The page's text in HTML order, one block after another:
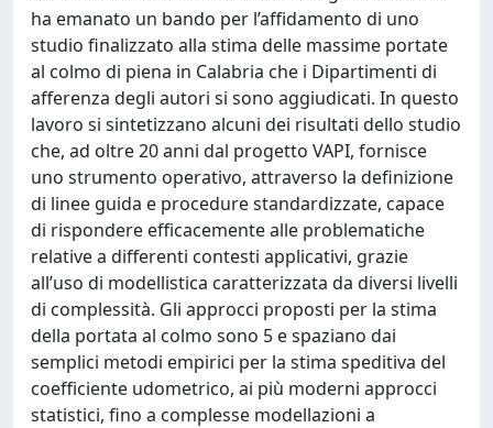
ha emanato un bando per l’affidamento di uno
studio finalizzato alla stima delle massime portate
al colmo di piena in Calabria che i Dipartimenti di
afferenza degli autori si sono aggiudicati. In questo
lavoro si sintetizzano alcuni dei risultati dello studio
che, ad oltre 20 anni dal progetto VAPI, fornisce
uno strumento operativo, attraverso la definizione
di linee guida e procedure standardizzate, capace
di rispondere efficacemente alle problematiche
relative a differenti contesti applicativi, grazie
all’uso di modellistica caratterizzata da diversi livelli
di complessità. Gli approcci proposti per la stima
della portata al colmo sono 5 e spaziano dai
semplici metodi empirici per la stima speditiva del
coefficiente udometrico, ai più moderni approcci
statistici, fino a complesse modellazioni a